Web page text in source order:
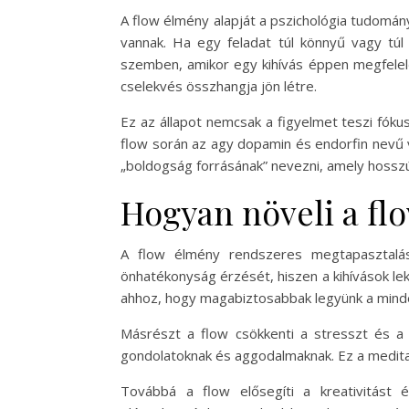
A flow élmény alapját a pszichológia
vannak. Ha egy feladat túl könnyű vagy
szemben, amikor egy kihívás éppen
cselekvés összhangja jön létre.
Ez az állapot nemcsak a figyelmet teszi
flow során az agy dopamin és endorfin
„boldogság forrásának” nevezni, amely
Hogyan növeli a
A flow élmény rendszeres
önhatékonyság érzését, hiszen a kihívások
ahhoz, hogy magabiztosabbak legyünk a
Másrészt a flow csökkenti a stresszt és a
gondolatoknak és aggodalmaknak. Ez a
Továbbá a flow elősegíti a kreativitást